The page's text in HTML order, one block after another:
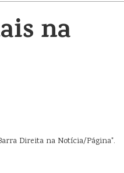
na
Direita na Notícia/Página".